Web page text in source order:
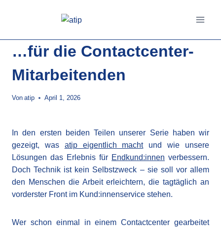
…für die Contactcenter-
Mitarbeitenden
Von atip April 1, 2026
In den ersten beiden Teilen unserer Serie haben wir
gezeigt, was atip eigentlich machtund wie unsere
Lösungen das Erlebnis für Endkund:innen verbessern.
Doch Technik ist kein Selbstzweck – sie soll vor allem
den Menschen die Arbeit erleichtern, die tagtäglich an
vorderster Front im Kund:innenservice stehen.
Wer schon einmal in einem Contactcenter gearbeitet